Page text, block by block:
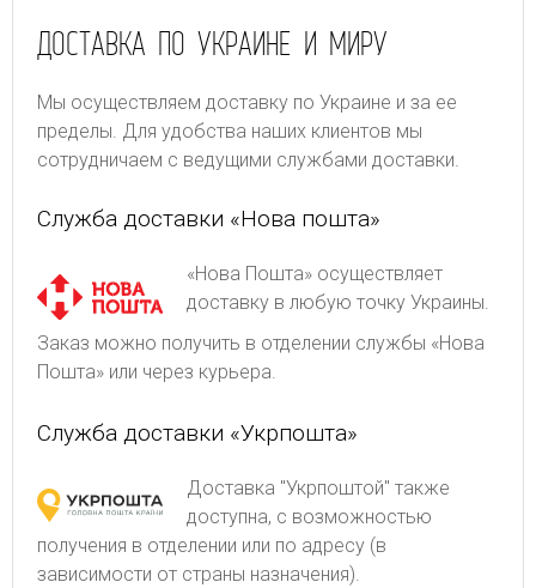
ДОСТАВКА ПО УКРАИНЕ И МИРУ
Мы осуществляем доставку по Украине и за ее
пределы. Для удобства наших клиентов мы
сотрудничаем с ведущими службами доставки.
Служба доставки «Нова пошта»
«Нова Пошта» осуществляет
доставку в любую точку Украины.
Заказ можно получить в отделении службы «Нова
Пошта» или через курьера.
Служба доставки «Укрпошта»
Доставка "Укрпоштой" также
доступна, с возможностью
получения в отделении или по адресу (в
зависимости от страны назначения).